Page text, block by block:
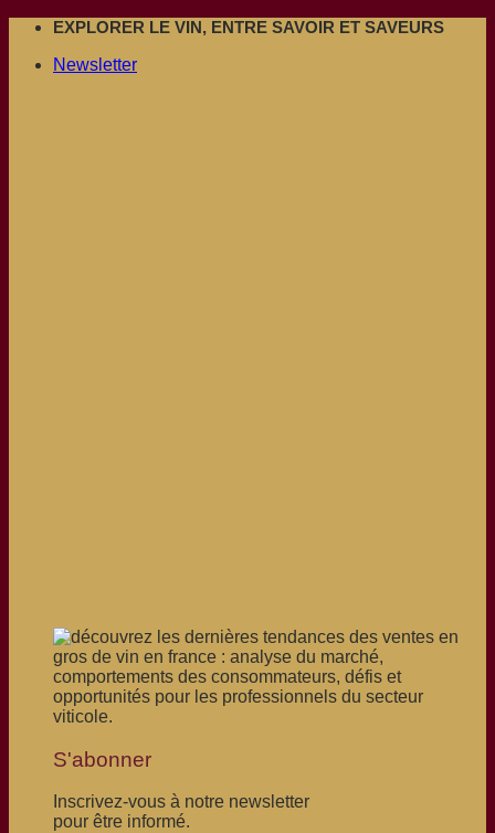
Passer
contenu
EXPLORER LE VIN, ENTRE SAVOIR ET SAVEURS
Newsletter
S'abonner
Inscrivez-vous à notre newsletter
pour être informé.